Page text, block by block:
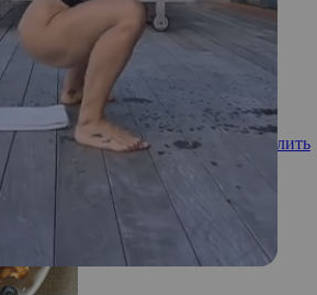
подмышки черные и как их осветлить